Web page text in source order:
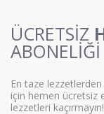
ÜCRETSİZ
ABONELİĞİ
En taze
için hemen ücretsiz
lezzetleri kaçırmayın!